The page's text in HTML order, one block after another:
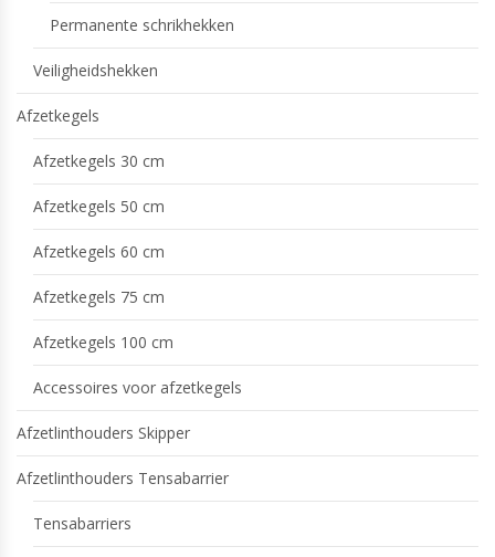
Permanente schrikhekken
Veiligheidshekken
Afzetkegels
Afzetkegels 30 cm
Afzetkegels 50 cm
Afzetkegels 60 cm
Afzetkegels 75 cm
Afzetkegels 100 cm
Accessoires voor afzetkegels
Afzetlinthouders Skipper
Afzetlinthouders Tensabarrier
Tensabarriers